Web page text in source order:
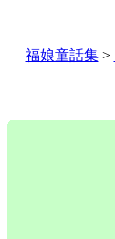
福娘童話集>